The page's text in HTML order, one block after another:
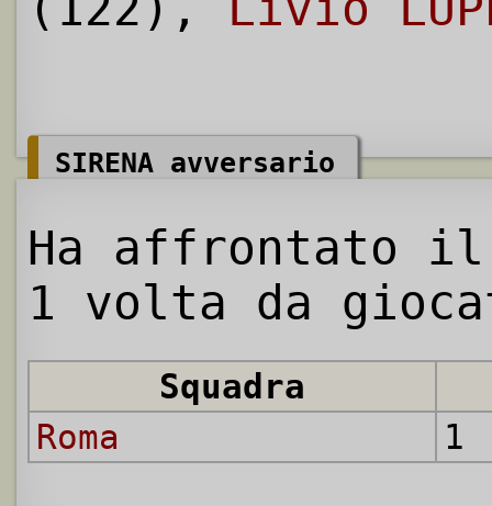
SIRENA avversario
Ha affrontato il
1 volta da
Squadra
Roma
1